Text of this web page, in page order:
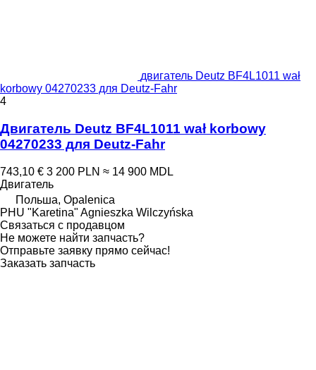
двигатель Deutz BF4L1011 wał
korbowy 04270233 для Deutz-Fahr
4
Двигатель Deutz BF4L1011 wał korbowy
04270233 для Deutz-Fahr
743,10 € 3 200 PLN ≈ 14 900 MDL
Двигатель
Польша, Opalenica
PHU "Karetina" Agnieszka Wilczyńska
Связаться с продавцом
Не можете найти запчасть?
Отправьте заявку прямо сейчас!
Заказать запчасть